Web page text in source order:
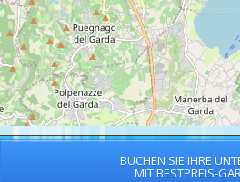
BUCHEN SIE IHRE
MIT BESTPREIS-